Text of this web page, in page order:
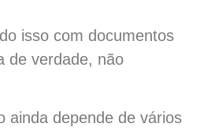
isso com documentos
de verdade, não
ainda depende de vários